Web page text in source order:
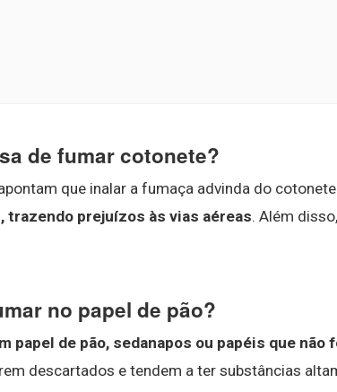
de fumar cotonete?
que inalar a fumaça advinda do cotonete
trazendo prejuízos às vias aéreas. Além
no papel de pão?
papel de pão, sedanapos ou papéis que
descartados e tendem a ter substâncias